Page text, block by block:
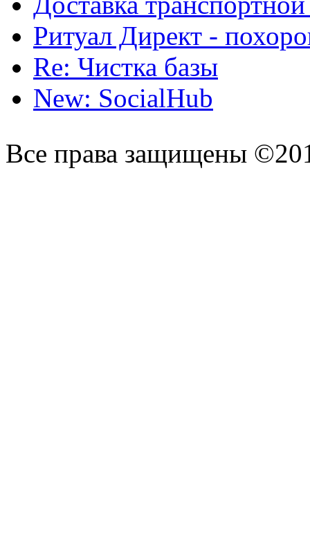
Ритуал Директ -
Re: Чистка базы
New: SocialHub
Все права защищены